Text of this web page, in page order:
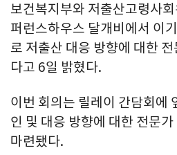
보건복지부와 저출산고령사
퍼런스하우스 달개비에서 이
로 저출산 대응 방향에 대한
다고 6일 밝혔다.
이번 회의는 릴레이 간담회에
인 및 대응 방향에 대한 전문
마련됐다.